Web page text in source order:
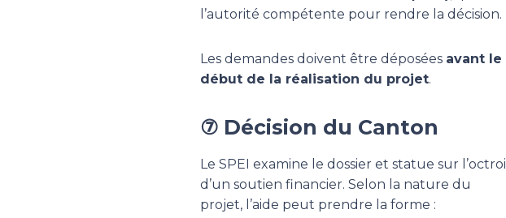
l’autorité compétente pour rendre la décision.
Les demandes doivent être déposées avant le
début de la réalisation du projet.
⑦ Décision du Canton
Le SPEI examine le dossier et statue sur l’octroi
d’un soutien financier. Selon la nature du
projet, l’aide peut prendre la forme :